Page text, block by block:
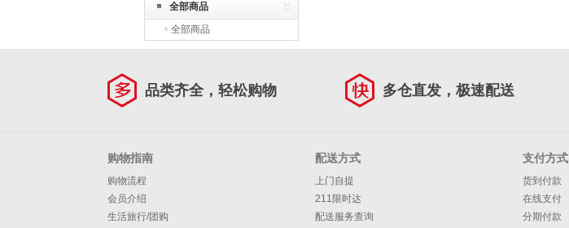
全部商品
全部商品
品类齐全，轻松购物 多仓直发，极速配送
购物指南
购物流程
会员介绍
生活旅行/团购
配送方式
上门自提
211限时达
配送服务查询
支付方式
货到付款
在线支付
分期付款